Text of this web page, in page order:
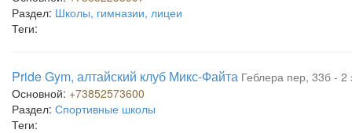
Раздел: Школы, гимназии, лицеи
Теги:
Pride Gym, алтайский клуб Микс-Файта Геблера пер, 33б - 2
Основной: +73852573600
Раздел: Спортивные школы
Теги: